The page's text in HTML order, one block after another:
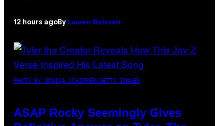
12 hours ago By Lauren Boisvert
PHOTO BY MONICA SCHIPPER/GETTY IMAGES
ASAP Rocky Seemingly Gives